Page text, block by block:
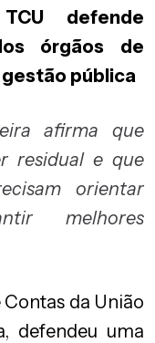
defende
órgãos de
pública
afirma que
residual e que
orientar
melhores
da União
defendeu uma